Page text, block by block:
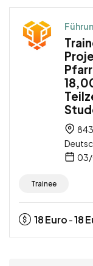
Trainee
18Euro -18